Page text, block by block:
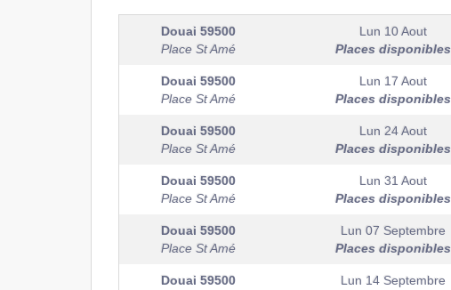
Douai 59500
Place St Amé
Lun 10 Aout
Places disponibles
Douai 59500
Place St Amé
Lun 17 Aout
Places disponibles
Douai 59500
Place St Amé
Lun 24 Aout
Places disponibles
Douai 59500
Place St Amé
Lun 31 Aout
Places disponibles
Douai 59500
Place St Amé
Lun 07 Septembre
Places disponibles
Douai 59500
Lun 14 Septembre